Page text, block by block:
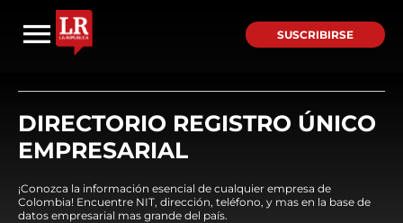
SUSCRIBIRSE
DIRECTORIO REGISTRO ÚNICO
EMPRESARIAL
¡Conozca la información esencial de cualquier empresa de
Colombia! Encuentre NIT, dirección, teléfono, y mas en la base de
datos empresarial mas grande del país.